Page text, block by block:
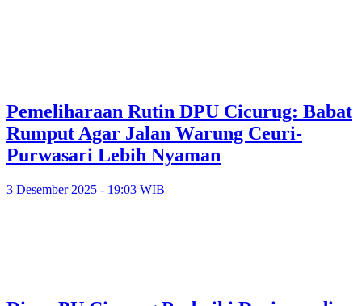
Pemeliharaan Rutin DPU Cicurug: Babat
Rumput Agar Jalan Warung Ceuri-
Purwasari Lebih Nyaman
3 Desember 2025 - 19:03 WIB